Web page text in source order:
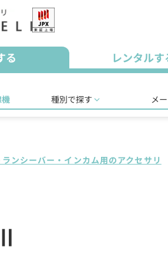
る レンタルす
種別で探す メ
ンシーバー・インカム用のアクセサリ